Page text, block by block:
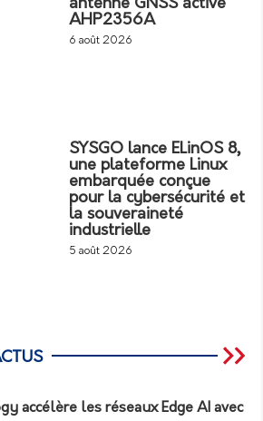
antenne GNSS active
AHP2356A
6 août 2026
SYSGO lance ELinOS 8,
une plateforme Linux
embarquée conçue
pour la cybersécurité et
la souveraineté
industrielle
5 août 2026
accélère les réseaux Edge AI avec